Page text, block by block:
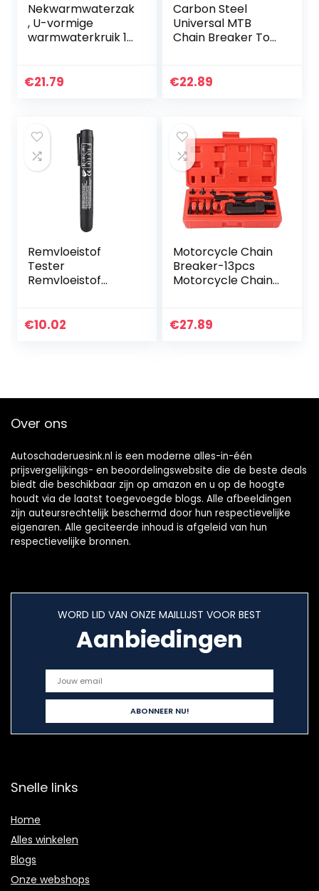
Nekwarmwaterzak
, U-vormige
warmwaterkruik 1L
Comfortabele
€21.79
Carbon Steel
Universal MTB
Chain Breaker Tool
handgreep voor
€22.89
Remvloeistof
Tester
Remvloeistof
Testing Tool voor
€10.02
Motorcycle Chain
Breaker-13pcs
Motorcycle Chain
Riveter
€27.89
Over ons
Autoschaderuesink.nl is een moderne alles-in-één
prijsvergelijkings- en beoordelingswebsite die de beste deals
biedt die beschikbaar zijn op amazon en u op de hoogte
houdt via de laatst toegevoegde blogs. Alle afbeeldingen
zijn auteursrechtelijk beschermd door hun respectievelijke
eigenaren. Alle geciteerde inhoud is afgeleid van hun
respectievelijke bronnen.
WORD LID VAN ONZE MAILLIJST VOOR BEST
Aanbiedingen
Snelle links
Home
Alles winkelen
Blogs
Onze webshops